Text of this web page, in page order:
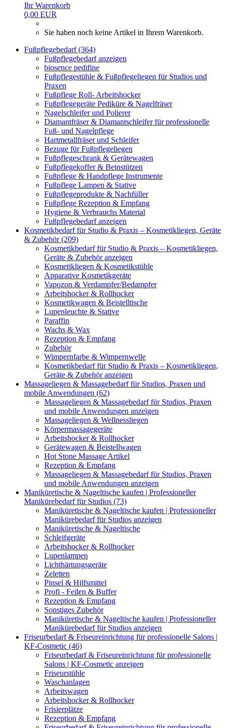
Ihr Warenkorb
0,00 EUR
Sie haben noch keine Artikel in Ihrem Warenkorb.
Fußpflegebedarf (364)
Fußpflegebedarf anzeigen
biosence pedifine
Fußpflegestühle & Fußpflegeliegen für Studios und
Praxen
Fußpflege Roll- Arbeitshocker
Fußpflegegeräte Pediküre & Nagelfräser
Nagelschleifer und Polierer
Diamantfräser & Diamantschleifer für professionelle
Fuß- und Nagelpflege
Hartmetallfräser und Schleifer
Bezuge für Fußpflegeliegen
Fußpflegeschrank & Gerätewagen
Fußpflegekoffer & Beinstützen
Fußpflege & Handpflege Instrumente
Fußpflege Lampen & Stative
Fußpflegeprodukte & Nachfüller
Fußpflege Rezeption & Empfang
Hygiene & Verbrauchs Material
Fußpflegebedarf anzeigen
Kosmetikbedarf für Studio & Praxis – Kosmetikliegen, Geräte
& Zubehör (209)
Kosmetikbedarf für Studio & Praxis – Kosmetikliegen,
Geräte & Zubehör anzeigen
Kosmetikliegen & Kosmetikstühle
Apparative Kosmetikgeräte
Vapozon & Verdampfer/Bedampfer
Arbeitshocker & Rollhocker
Kosmetikwagen & Beistelltische
Lupenleuchte & Stative
Paraffin
Wachs & Wax
Rezeption & Empfang
Zubehör
Wimpernfarbe & Wimpernwelle
Kosmetikbedarf für Studio & Praxis – Kosmetikliegen,
Geräte & Zubehör anzeigen
Massageliegen & Massagebedarf für Studios, Praxen und
mobile Anwendungen (62)
Massageliegen & Massagebedarf für Studios, Praxen
und mobile Anwendungen anzeigen
Massageliegen & Wellnessliegen
Körpermassagegeräte
Arbeitshocker & Rollhocker
Gerätewagen & Beistellwagen
Hot Stone Massage Artikel
Rezeption & Empfang
Massageliegen & Massagebedarf für Studios, Praxen
und mobile Anwendungen anzeigen
Maniküretische & Nageltische kaufen | Professioneller
Manikürebedarf für Studios (73)
Maniküretische & Nageltische kaufen | Professioneller
Manikürebedarf für Studios anzeigen
Maniküretische & Nageltische
Schleifgeräte
Arbeitshocker & Rollhocker
Lupenlampen
Lichthärtungsgeräte
Zeletten
Pinsel & Hilfsmittel
Profi - Feilen & Buffer
Rezeption & Empfang
Sonstiges Zubehör
Maniküretische & Nageltische kaufen | Professioneller
Manikürebedarf für Studios anzeigen
Friseurbedarf & Friseureinrichtung für professionelle Salons |
KF-Cosmetic (46)
Friseurbedarf & Friseureinrichtung für professionelle
Salons | KF-Cosmetic anzeigen
Friseurstühle
Waschanlagen
Arbeitswagen
Arbeitshocker & Rollhocker
Frisierplätze
Rezeption & Empfang